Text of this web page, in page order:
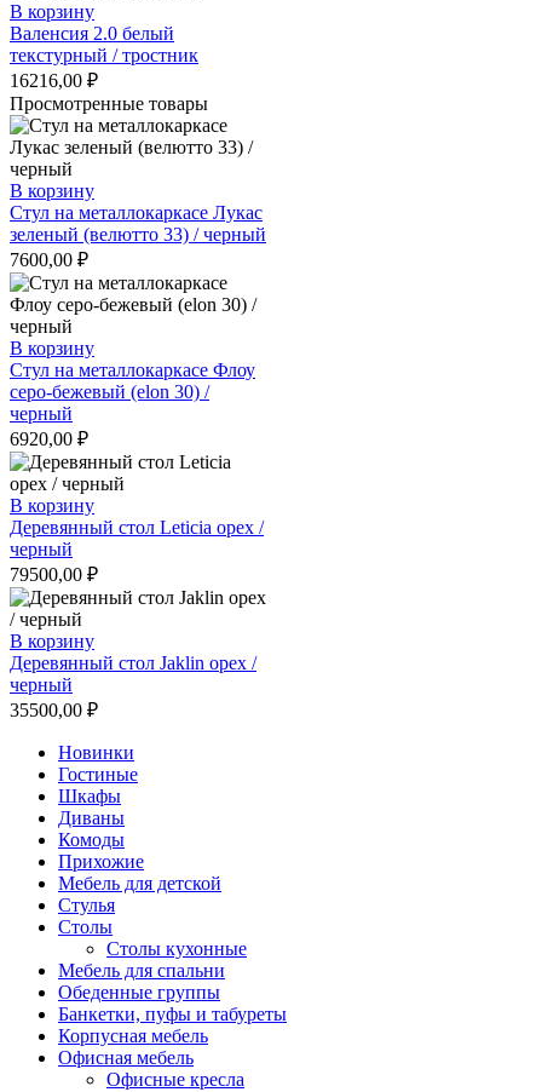
В корзину
Валенсия 2.0 белый
текстурный / тростник
16216,00 ₽
Просмотренные товары
В корзину
Стул на металлокаркасе Лукас
зеленый (велютто 33) / черный
7600,00 ₽
В корзину
Стул на металлокаркасе Флоу
серо-бежевый (elon 30) /
черный
6920,00 ₽
В корзину
Деревянный стол Leticia орех /
черный
79500,00 ₽
В корзину
Деревянный стол Jaklin орех /
черный
35500,00 ₽
Новинки
Гостиные
Шкафы
Диваны
Комоды
Прихожие
Мебель для детской
Стулья
Столы
Столы кухонные
Мебель для спальни
Обеденные группы
Банкетки, пуфы и табуреты
Корпусная мебель
Офисная мебель
Офисные кресла